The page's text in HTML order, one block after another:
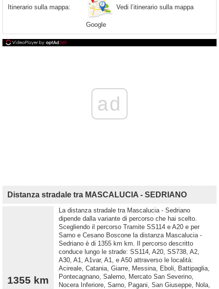
Itinerario sulla mappa: Vedi l’itinerario sulla mappa
Google
ad
Distanza stradale tra MASCALUCIA - SEDRIANO
1355 km
La distanza stradale tra Mascalucia - Sedriano
dipende dalla variante di percorso che hai scelto.
Scegliendo il percorso Tramite SS114 e A20 e per
Sarno e Cesano Boscone la distanza Mascalucia -
Sedriano è di 1355 km km. Il percorso descritto
conduce lungo le strade: SS114, A20, SS738, A2,
A30, A1, A1var, A1, e A50 attraverso le località:
Acireale, Catania, Giarre, Messina, Eboli, Battipaglia,
Pontecagnano, Salerno, Mercato San Severino,
Nocera Inferiore, Sarno, Pagani, San Giuseppe, Nola,